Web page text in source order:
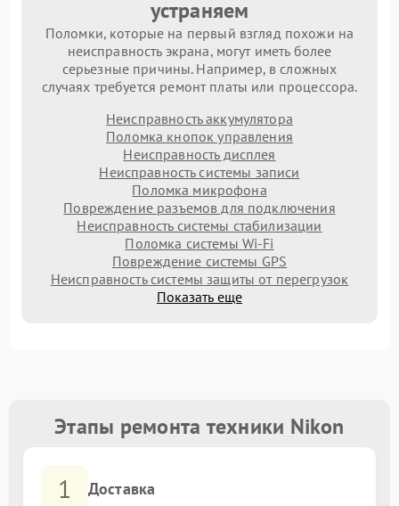
устраняем
Поломки, которые на первый взгляд похожи на
неисправность экрана, могут иметь более
серьезные причины. Например, в сложных
случаях требуется ремонт платы или процессора.
Неисправность аккумулятора
Поломка кнопок управления
Неисправность дисплея
Неисправность системы записи
Поломка микрофона
Повреждение разъемов для подключения
Неисправность системы стабилизации
Поломка системы Wi-Fi
Повреждение системы GPS
Неисправность системы защиты от перегрузок
Показать еще
Этапы ремонта техники Nikon
1 Доставка